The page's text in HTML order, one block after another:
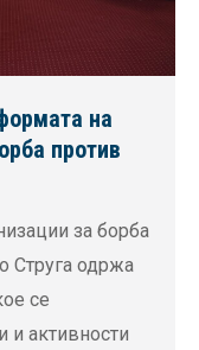
на
против
за борба
Струга одржа
се
и активности